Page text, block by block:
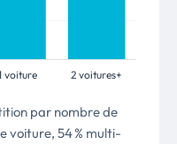
par nombre de
voiture, 54 % multi-